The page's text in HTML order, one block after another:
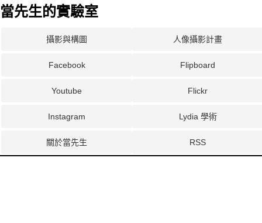
當先生的實驗室
攝影與構圖 人像攝影計畫
Facebook Flipboard
Youtube Flickr
Instagram Lydia 學術
關於當先生 RSS